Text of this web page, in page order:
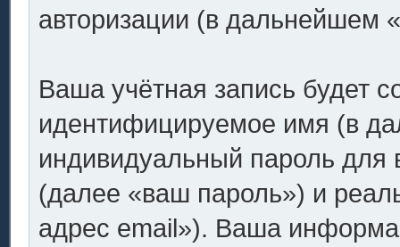
авторизации (в дальнейшем
Ваша учётная запись будет
идентифицируемое имя (в
индивидуальный пароль для
(далее «ваш пароль») и
адрес email»). Ваша